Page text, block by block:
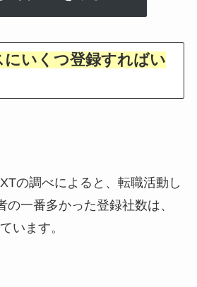
にいくつ登録すればい
の調べによると、転職活動し
の一番多かった登録社数は、
います。